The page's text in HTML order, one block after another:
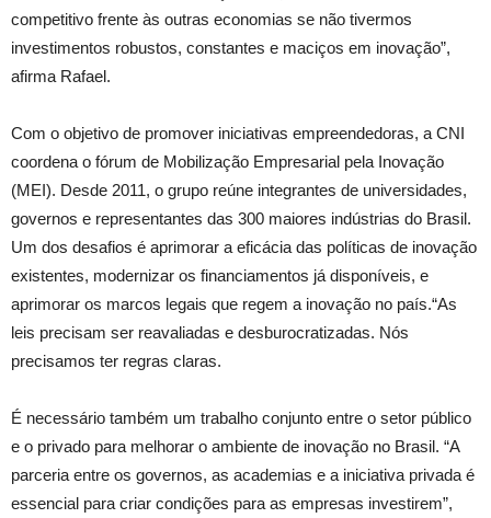
competitivo frente às outras economias se não tivermos
investimentos robustos, constantes e maciços em inovação”,
afirma Rafael.
Com o objetivo de promover iniciativas empreendedoras, a CNI
coordena o fórum de Mobilização Empresarial pela Inovação
(MEI). Desde 2011, o grupo reúne integrantes de universidades,
governos e representantes das 300 maiores indústrias do Brasil.
Um dos desafios é aprimorar a eficácia das políticas de inovação
existentes, modernizar os financiamentos já disponíveis, e
aprimorar os marcos legais que regem a inovação no país.“As
leis precisam ser reavaliadas e desburocratizadas. Nós
precisamos ter regras claras.
É necessário também um trabalho conjunto entre o setor público
e o privado para melhorar o ambiente de inovação no Brasil. “A
parceria entre os governos, as academias e a iniciativa privada é
essencial para criar condições para as empresas investirem”,